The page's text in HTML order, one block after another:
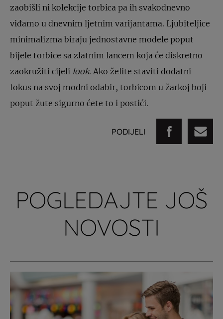
zaobišli ni kolekcije torbica pa ih svakodnevno
viđamo u dnevnim ljetnim varijantama. Ljubiteljice
minimalizma biraju jednostavne modele poput
bijele torbice sa zlatnim lancem koja će diskretno
zaokružiti cijeli look. Ako želite staviti dodatni
fokus na svoj modni odabir, torbicom u žarkoj boji
poput žute sigurno ćete to i postići.
PODIJELI
POGLEDAJTE JOŠ
NOVOSTI